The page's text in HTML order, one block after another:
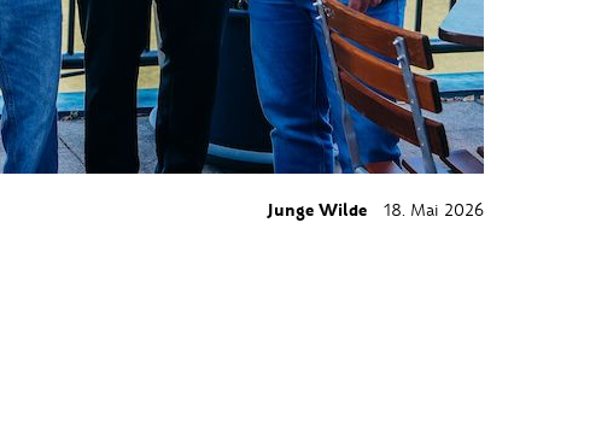
Junge Wilde 18. Mai 2026